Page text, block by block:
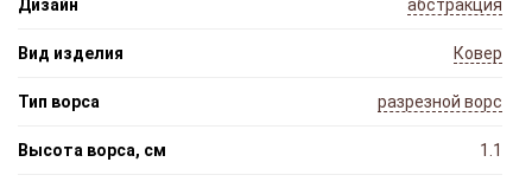
Дизайн абстракция
Вид изделия Ковер
Тип ворса разрезной ворс
Высота ворса, см 1.1